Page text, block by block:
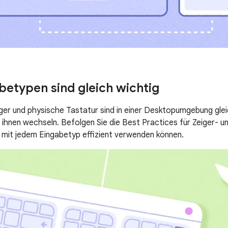
sind gleich wichtig
und physische Tastatur sind in einer Desktopumgebung
wechseln. Befolgen Sie die Best Practices für Zeiger-
jedem Eingabetyp effizient verwenden können.